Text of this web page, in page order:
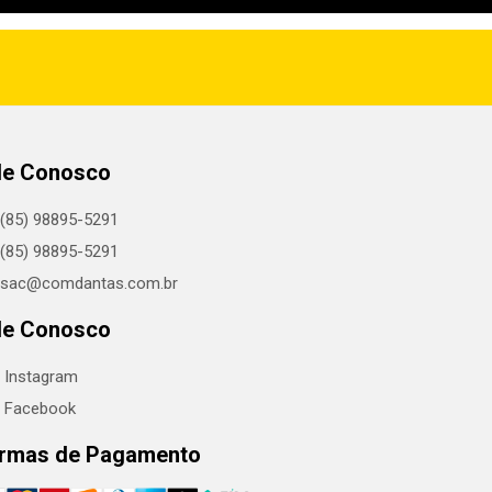
Conosco
(85) 98895-5291
(85) 98895-5291
sac@comdantas.com.br
Conosco
Instagram
Facebook
de Pagamento